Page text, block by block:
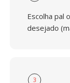
Escolha pal
desejado
3